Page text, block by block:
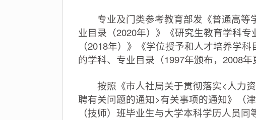
专业及门类参考教育部发《普通高等
业目录（2020年）》《研究生教育学科
（2018年）》《学位授予和人才培养学
的学科、专业目录（1997年颁布，2008
按照《市人社局关于贯彻落实<人力资
聘有关问题的通知>有关事项的通知》（
（技师）班毕业生与大学本科学历人员同